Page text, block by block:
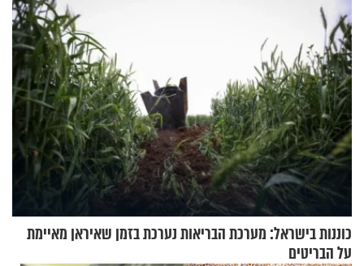
כוננות בישראל: מערכת הבריאות נערכת בזמן שאיראן מאיימת
על הבריטים